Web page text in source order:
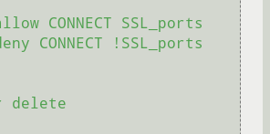
CONNECT SSL_ports
CONNECT !SSL_ports
delete